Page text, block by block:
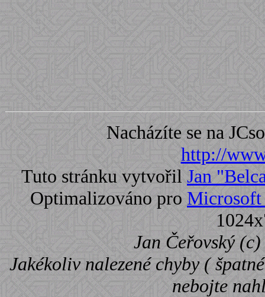
Nacházíte se na
http://
Tuto stránku vytvořil Jan
Optimalizováno pro
Jan Čeřovský
Jakékoliv nalezené chyby (
nebojte